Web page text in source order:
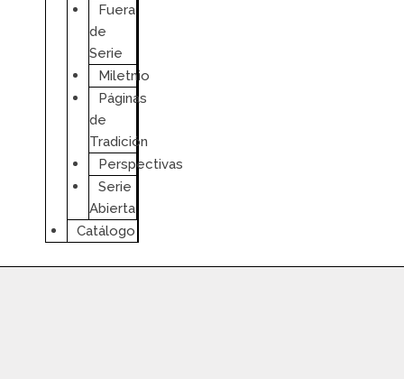
Fuera
de
Serie
Miletnio
Páginas
de
Tradición
Perspectivas
Serie
Abierta
Catálogo